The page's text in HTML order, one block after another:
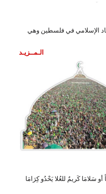
الإسلامي في فلسطين وهي
الـمــزيـد
سَلامَا كَريمٌ للعُلا يَحْدُو كِرَامَا